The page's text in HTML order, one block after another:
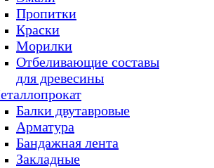
Пропитки
Краски
Морилки
Отбеливающие составы
для древесины
Балки двутавровые
Арматура
Бандажная лента
Закладные